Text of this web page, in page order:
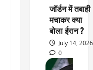
जॉर्डन में तबाही
मचाकर क्या
बोला ईरान ?
July 14, 2026
0